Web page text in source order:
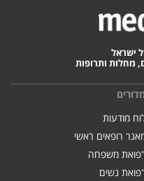
ישראל
מחלות ותרופות
מודעות
רופאים ראשי
משפחה
נשים